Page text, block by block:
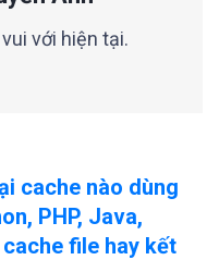
với hiện tại.
cache nào dùng
PHP, Java,
file hay kết